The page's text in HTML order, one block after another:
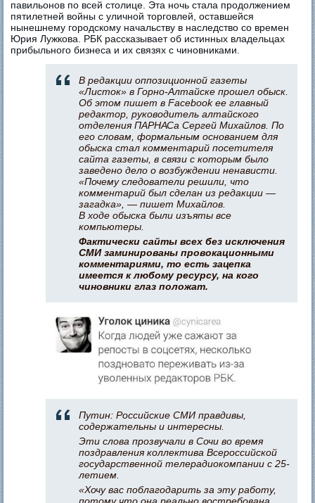
павильонов по всей столице. Эта ночь стала продолжением
пятилетней войны с уличной торговлей, оставшейся
нынешнему городскому начальству в наследство со времен
Юрия Лужкова. РБК рассказывает об истинных владельцах
прибыльного бизнеса и их связях с чиновниками.
В редакции оппозиционной газеты
«Листок» в Горно-Алтайске прошел обыск.
Об этом пишет в Facebook ее главный
редактор, руководитель алтайского
отделения ПАРНАСа Сергей Михайлов. По
его словам, формальным основанием для
обыска стал комментарий посетителя
сайта газеты, в связи с которым было
заведено дело о возбуждении ненависти.
«Почему следователи решили, что
комментарий был сделан из редакции —
загадка», — пишет Михайлов.
В ходе обыска были изъяты все
компьютеры.
Фактически сайты всех без исключения
СМИ заминированы провокационными
комментариями, то есть зацепка
имеется к любому ресурсу, на кого
чиновники глаз положат.
Путин: Российские СМИ правдивы,
содержательны и интересны.
Эти слова прозвучали в Сочи во время
поздравления коллектива Всероссийской
государственной телерадиокомпании с 25-
летием.
«Хочу вас поблагодарить за эту работу,